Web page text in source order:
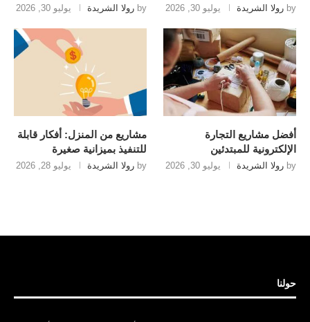
by رولا الشريدة يوليو 30, 2026 by رولا الشريدة يوليو 30, 2026
أفضل مشاريع التجارة
الإلكترونية للمبتدئين
by رولا الشريدة يوليو 30, 2026
مشاريع من المنزل: أفكار قابلة
للتنفيذ بميزانية صغيرة
by رولا الشريدة يوليو 28, 2026
حولنا